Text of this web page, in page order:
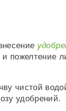
и пожелтение
чистой
удобрений.